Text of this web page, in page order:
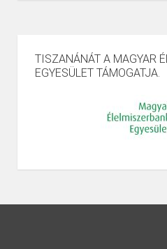
TISZANÁNÁT A MAGYAR
EGYESÜLET TÁMOGATJA.